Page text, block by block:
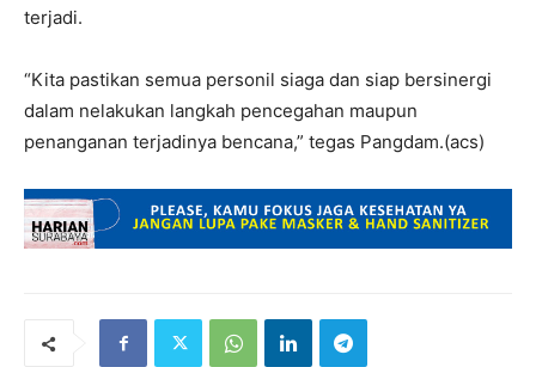
terjadi.
“Kita pastikan semua personil siaga dan siap bersinergi
dalam nelakukan langkah pencegahan maupun
penanganan terjadinya bencana,” tegas Pangdam.(acs)